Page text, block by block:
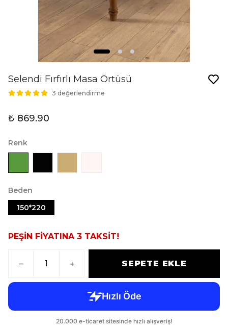
Selendi Fırfırlı Masa Örtüsü
3 değerlendirme
₺ 869.90
Renk
Beden
150*220
PEŞİN FİYATINA 3 TAKSİT!
SEPETE EKLE